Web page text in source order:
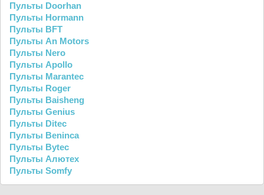
Пульты Doorhan
Пульты Hormann
Пульты BFT
Пульты An Motors
Пульты Nero
Пульты Apollo
Пульты Marantec
Пульты Roger
Пульты Baisheng
Пульты Genius
Пульты Ditec
Пульты Beninca
Пульты Bytec
Пульты Алютех
Пульты Somfy